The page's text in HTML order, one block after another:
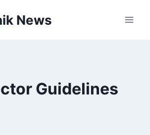
News
Guidelines